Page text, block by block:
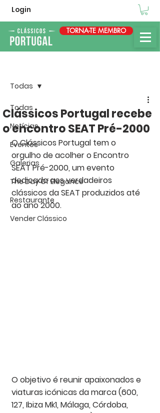
Login
TORNA-TE MEMBRO
Todas
Notícias
Eventos
Galerias
The Day Of Elegance
Restaurante
Vender Clássico
Todas
Clássicos Portugal recebe
o encontro SEAT Pré-2000
O Clássicos Portugal tem o
orgulho de acolher o Encontro
SEAT Pré-2000, um evento
dedicado aos verdadeiros
clássicos da SEAT produzidos até
ao ano 2000.
O objetivo é reunir apaixonados e
viaturas icónicas da marca (600,
127, Ibiza Mk1, Málaga, Córdoba,